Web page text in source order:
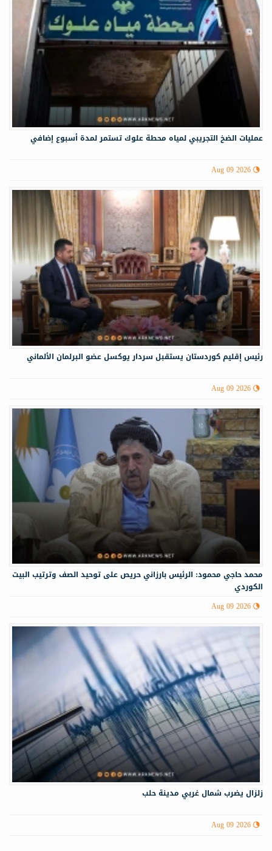
عمليات الضخ التجريبي لمياه ‏محطة علوك تستمر لمدة أسبوع إضافي
Aug 09 2026
رئيس إقليم كوردستان يستقبل سردار يوكسل عضو البرلمان الألماني
Aug 09 2026
محمد حاجي محمود: الرئيس بارزاني حريص على توحيد الصف وترتيب البيت
الكوردي
Aug 09 2026
زلزال يضرب شمال غربي ‏مدينة حلب
Aug 09 2026